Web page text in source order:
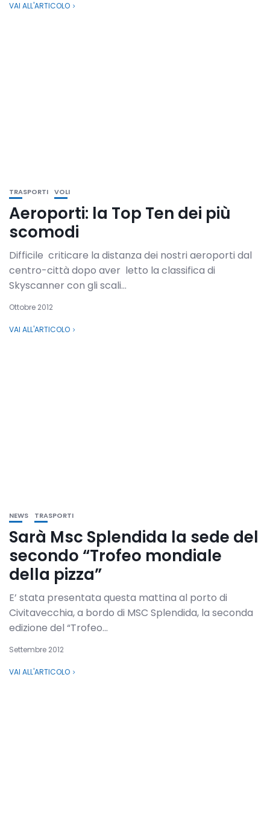
VAI ALL'ARTICOLO
TRASPORTI VOLI
Aeroporti: la Top Ten dei più
scomodi
Difficile criticare la distanza dei nostri aeroporti dal
centro-città dopo aver letto la classifica di
Skyscanner con gli scali...
Ottobre 2012
VAI ALL'ARTICOLO
NEWS TRASPORTI
Sarà Msc Splendida la sede del
secondo “Trofeo mondiale
della pizza”
E’ stata presentata questa mattina al porto di
Civitavecchia, a bordo di MSC Splendida, la seconda
edizione del “Trofeo...
Settembre 2012
VAI ALL'ARTICOLO